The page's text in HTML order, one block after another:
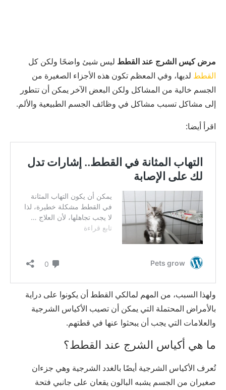
مرض كيس الشرج عند القطط ليس شيئ واضحًا ولكن كل
القطط لديها، وفي المعظم تكون هذه الأجزاء الصغيرة من
الجسم خالية من المشاكل ولكن البعض الآخر يمكن أن تتطور
إلى مشاكل تسبب مشاكل في وظائف الجسم الطبيعية والألم.
اقرأ أيضا:
ولهذا السبب، من المهم لمالكي القطط أن يكونوا على دراية
بالأمراض المحتملة التي يمكن أن تصيب الأكياس الشرجية
والعلامات التي يجب أن يبحثوا عنها في قطتهم.
ما هي أكياس الشرج عند القطط؟
تُعرف الأكياس الشرجية أيضًا بالغدد الشرجية وهي جزءان
صغيران من الجسم يشبه البالون يقعان على جانبي فتحة